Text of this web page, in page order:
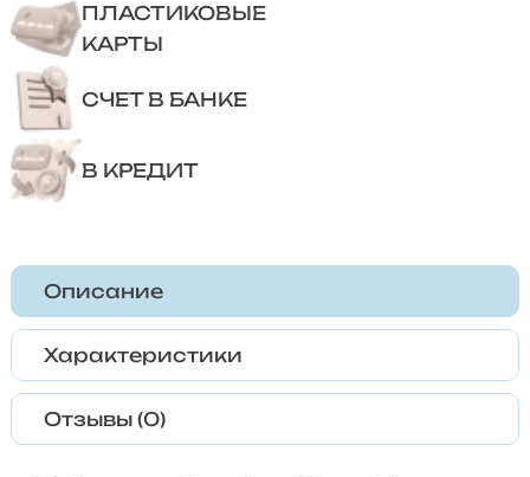
ПЛАСТИКОВЫЕ
КАРТЫ
СЧЕТ В БАНКЕ
В КРЕДИТ
Описание
Характеристики
Отзывы (0)